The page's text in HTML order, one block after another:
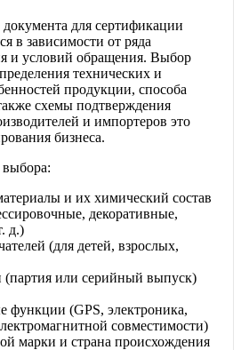
для сертификации
в зависимости от ряда
и условий обращения. Выбор
технических и
продукции, способа
схемы подтверждения
и импортеров это
бизнеса.
и их химический состав
декоративные,
д.)
(для детей, взрослых,
(партия или серийный выпуск)
функции (GPS, электроника,
совместимости)
марки и страна происхождения